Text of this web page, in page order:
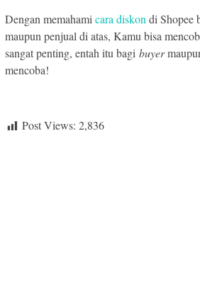
Dengan memahamicara diskondi Shopee
maupun penjual di atas, Kamu bisa
sangat penting, entah itu bagi buyer
mencoba!
Post Views: 2,836